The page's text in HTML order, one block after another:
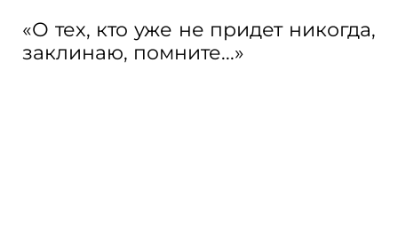
«О тех, кто уже не придет никогда,
заклинаю, помните...»